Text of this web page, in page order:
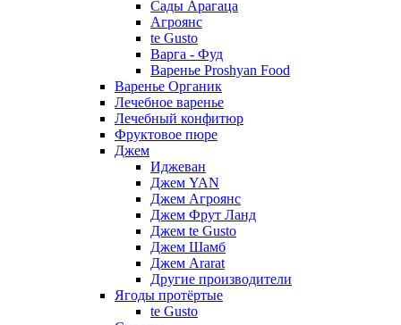
Сады Арагаца
Агроянс
te Gusto
Варга - Фуд
Варенье Proshyan Food
Варенье Органик
Лечебное варенье
Лечебный конфитюр
Фруктовое пюре
Джем
Иджеван
Джем YAN
Джем Агроянс
Джем Фрут Ланд
Джем te Gusto
Джем Шамб
Джем Ararat
Другие производители
Ягоды протёртые
te Gusto